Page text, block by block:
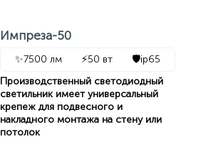
Импреза-50
✨7500 лм ⚡50 вт 🛡️ip65
Производственный светодиодный
светильник имеет универсальный
крепеж для подвесного и
накладного монтажа на стену или
потолок